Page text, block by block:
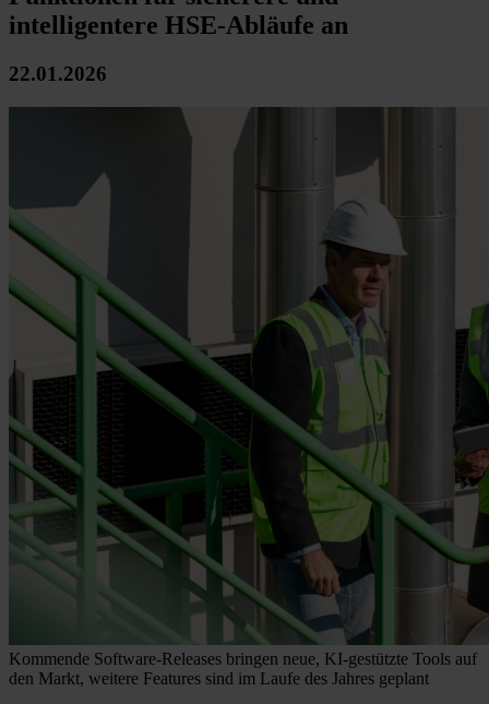
intelligentere HSE-Abläufe an
22.01.2026
Kommende Software-Releases bringen neue, KI-gestützte Tools auf
den Markt, weitere Features sind im Laufe des Jahres geplant